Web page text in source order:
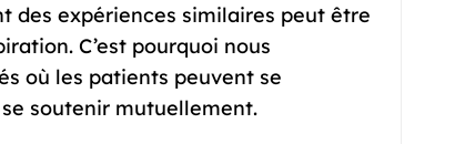
des expériences similaires peut être
C’est pourquoi nous
où les patients peuvent se
soutenir mutuellement.